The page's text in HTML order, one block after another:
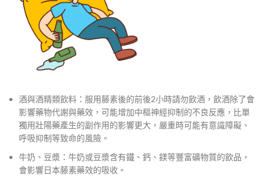
酒與酒精類飲料：服用藤素後的前後2小時請勿飲酒，飲酒除了會
影響藥物代謝與藥效，可能增加中樞神經抑制的不良反應，比單
獨用壯陽藥產生的副作用的影響更大，嚴重時可能有意識障礙、
呼吸抑制等致命的風險。
牛奶、豆漿：牛奶或豆漿含有鐵、鈣、鎂等豐富礦物質的飲品，
會影響日本藤素藥效的吸收。